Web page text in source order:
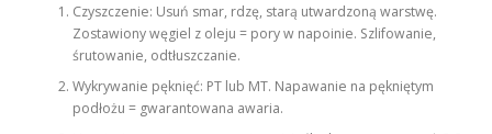
Czyszczenie: Usuń smar, rdzę, starą utwardzoną warstwę.
Zostawiony węgiel z oleju = pory w napoinie. Szlifowanie,
śrutowanie, odtłuszczanie.
Wykrywanie pęknięć: PT lub MT. Napawanie na pękniętym
podłożu = gwarantowana awaria.